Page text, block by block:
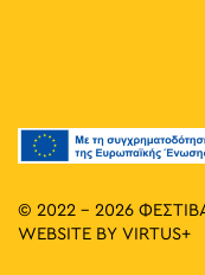
© 2022 - 2026
WEBSITE BY VIRTUS+